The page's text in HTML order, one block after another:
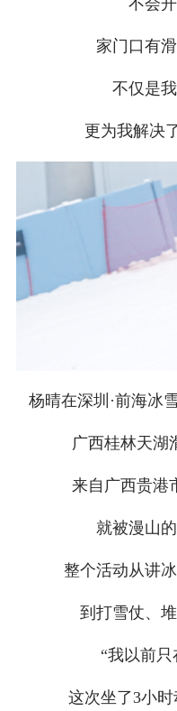
家门口有
不仅是
更为我解决
杨晴在深圳·前海冰
广西桂林天湖
来自广西贵港
就被漫山
整个活动从讲
到打雪仗、
“我以前只
这次坐了3小时